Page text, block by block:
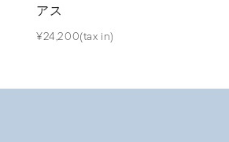
アス
¥24,200(tax in)